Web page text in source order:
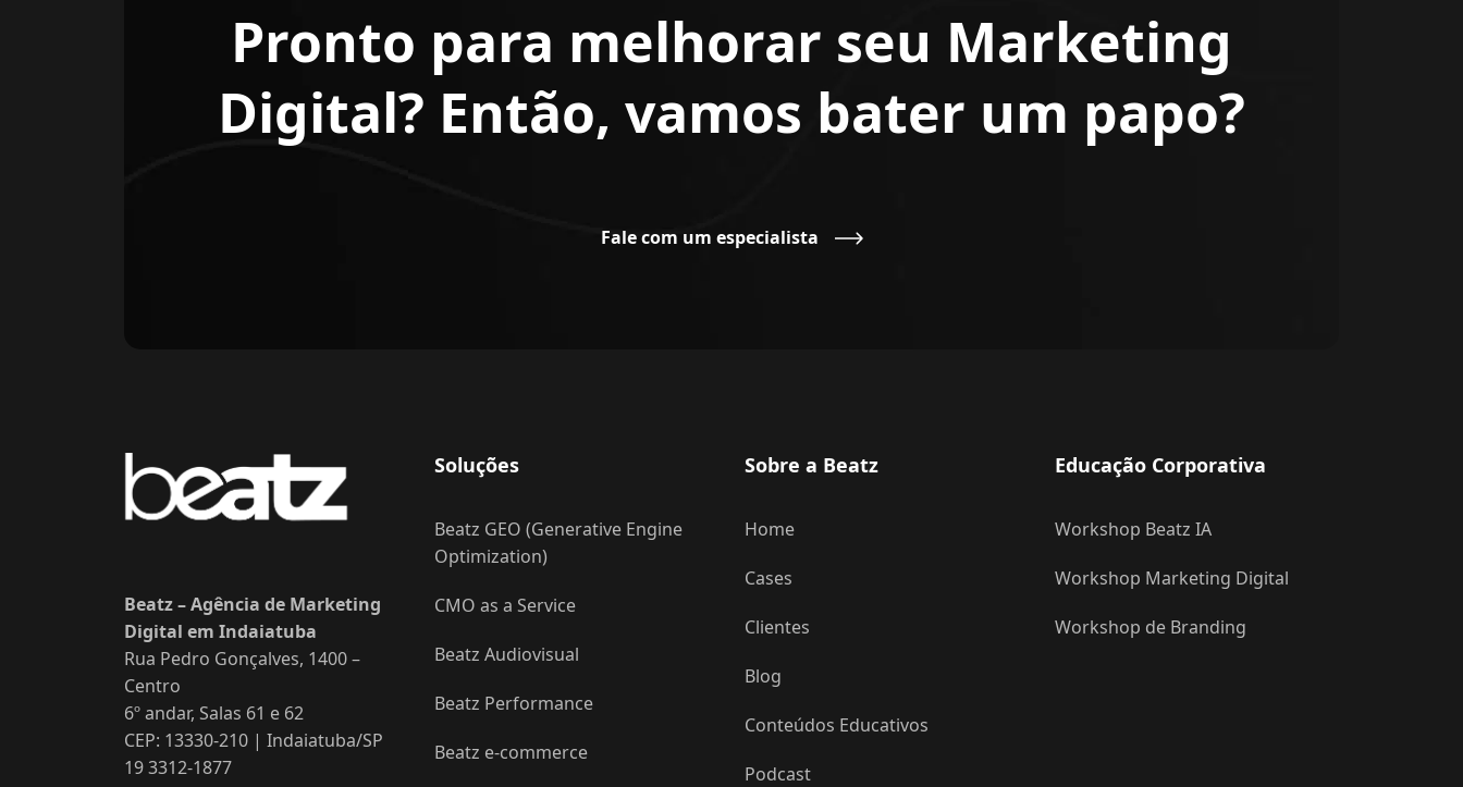
Pronto para melhorar seu Marketing
Digital? Então, vamos bater um papo?
Fale com um especialista
Beatz – Agência de Marketing
Digital em Indaiatuba
Rua Pedro Gonçalves, 1400 –
Centro
6º andar, Salas 61 e 62
CEP: 13330-210 | Indaiatuba/SP
19 3312-1877
Soluções
Beatz GEO (Generative Engine
Optimization)
CMO as a Service
Beatz Audiovisual
Beatz Performance
Beatz e-commerce
Sobre a Beatz
Home
Cases
Clientes
Blog
Conteúdos Educativos
Podcast
Educação Corporativa
Workshop Beatz IA
Workshop Marketing Digital
Workshop de Branding